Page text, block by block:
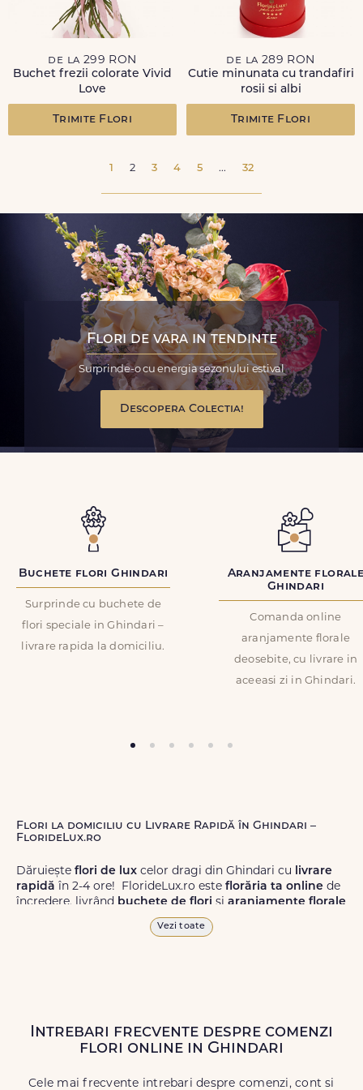
de la 299 RON
Buchet frezii colorate Vivid
Love
Trimite Flori
de la 289 RON
Cutie minunata cu trandafiri
rosii si albi
Trimite Flori
1 2 3 4 5 ... 32
Flori de vara in tendinte
Surprinde-o cu energia sezonului estival
Descopera Colectia!
Buchete flori Ghindari
Surprinde cu buchete de
flori speciale in Ghindari –
livrare rapida la domiciliu.
Aranjamente
Ghindari
Comanda online
aranjamente florale
deosebite, cu livrare in
aceeasi zi in Ghindari.
Flori la domiciliu cu Livrare Rapidă în Ghindari –
FlorideLux.ro
Dăruiește flori de lux celor dragi din Ghindari cu livrare
rapidă în 2-4 ore! FlorideLux.ro este florăria ta online de
încredere, livrând buchete de flori și aranjamente florale
de calitate superioară în Ghindari și în toată România.
Livrăm buchete de florichiar și în weekend, pentru ca tu
să poți adresa un gest frumos atunci când ai nevoie.
Vezi toate
Intrebari frecvente despre comenzi
flori online in Ghindari
Cele mai frecvente intrebari despre comenzi, cont si